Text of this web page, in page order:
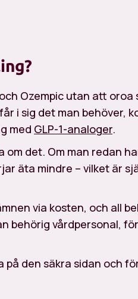
Ozempic utan att oroa
i sig det man behöver,
med GLP-1-analoger.
det. Om man redan
äta mindre – vilket är
via kosten, och all
behörig vårdpersonal,
på den säkra sidan och